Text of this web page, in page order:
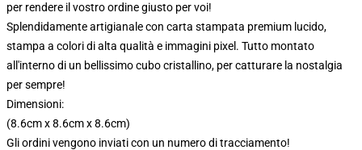
per rendere il vostro ordine giusto per voi!
Splendidamente artigianale con carta stampata premium lucido,
stampa a colori di alta qualità e immagini pixel. Tutto montato
all'interno di un bellissimo cubo cristallino, per catturare la nostalgia
per sempre!
Dimensioni:
(8.6cm x 8.6cm x 8.6cm)
Gli ordini vengono inviati con un numero di tracciamento!